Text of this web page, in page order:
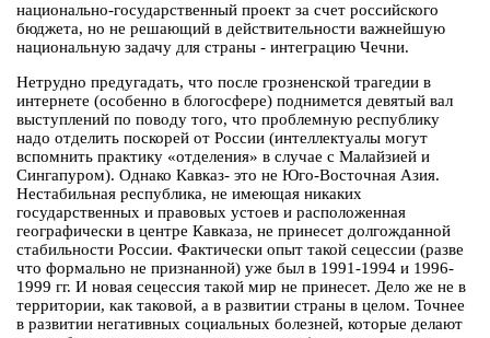
национально-государственный проект за счет российского
бюджета, но не решающий в действительности важнейшую
национальную задачу для страны - интеграцию Чечни.
Нетрудно предугадать, что после грозненской трагедии в
интернете (особенно в блогосфере) поднимется девятый вал
выступлений по поводу того, что проблемную республику
надо отделить поскорей от России (интеллектуалы могут
вспомнить практику «отделения» в случае с Малайзией и
Сингапуром). Однако Кавказ- это не Юго-Восточная Азия.
Нестабильная республика, не имеющая никаких
государственных и правовых устоев и расположенная
географически в центре Кавказа, не принесет долгожданной
стабильности России. Фактически опыт такой сецессии (разве
что формально не признанной) уже был в 1991-1994 и 1996-
1999 гг. И новая сецессия такой мир не принесет. Дело же не в
территории, как таковой, а в развитии страны в целом. Точнее
в развитии негативных социальных болезней, которые делают